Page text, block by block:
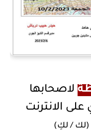
لاصحابها
الانترنت
(لك / لكِ)